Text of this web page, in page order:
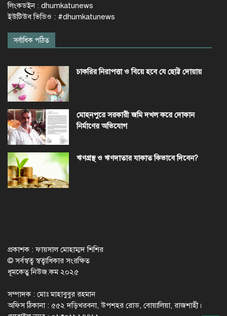
লিংকডইন : dhumkatunews
ইউটিউব ভিডিও : #dhumkatunews
সর্বাধিক পঠিত
চাকরির নিরাপত্তা ও বিয়ে হবে যে ছোট্ট দোয়ায়
মোহনপুরে সরকারী জমি দখল করে দোকান
নির্মাণের অভিযোগ
ঋণগ্রস্থ ও ঋণদাতার যাকাত কিভাবে দিবেন?
প্রকাশক : ফায়সাল মোহাম্মদ শিশির
© সর্বস্বত্ব স্বত্বাধিকার সংরক্ষিত
ধূমকেতু নিউজ.কম ২০২৫
সম্পাদক : মোঃ মাহাবুবুর রহমান
অফিস ঠিকানা : ৫৫২ দড়িখরবনা, উপশহর রোড, বোয়ালিয়া, রাজশাহী।